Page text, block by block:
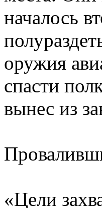
началось
оружия
спасти
вынес из
«Цели